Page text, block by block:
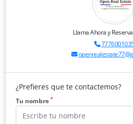
Llama Ahora y
¿Prefieres que te contactemos?
Tu nombre *